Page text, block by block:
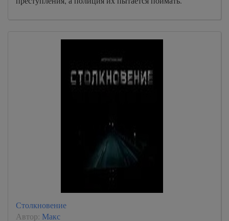
Столкновение
Автор: Макс